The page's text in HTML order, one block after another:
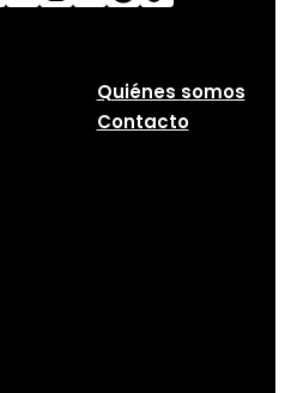
Quiénes somos
Contacto